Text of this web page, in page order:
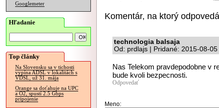
Googlemeter
Hľadanie
Top články
Na Slovensku sa v tichosti
vypína ADSL v lokalitách s
VDSL, už 31. mája
Orange sa doťahuje na UPC
a O2, spustí 2.5 Gbps
pripojenie
Komentár, na ktorý
technologia balsaja
Od: prdlajs | Pridané: 2015-08-
Nas Telekom pravdepodobne v
bude kvoli bezpecnosti.
Odpovedať
Meno: